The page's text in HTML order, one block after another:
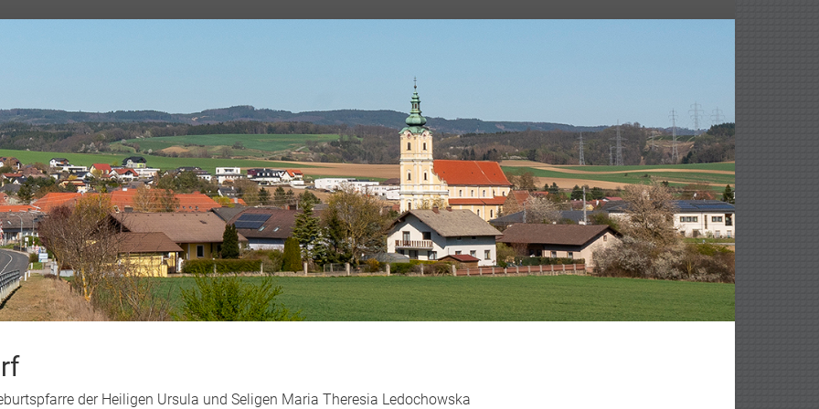
der Heiligen Ursula und Seligen Maria Theresia Ledochowska